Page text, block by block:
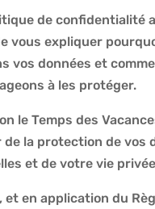
de confidentialité
vous expliquer
vos données et
à les protéger.
le Temps des
de la protection de vos
et de votre vie
et en application du